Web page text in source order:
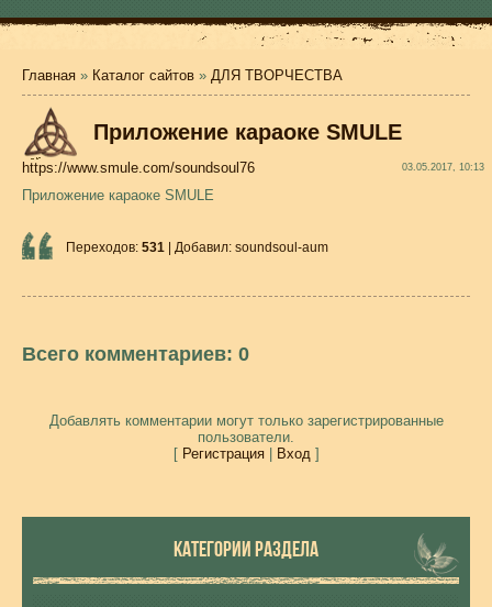
Главная » Каталог сайтов » ДЛЯ ТВОРЧЕСТВА
Приложение караоке SMULE
https://www.smule.com/soundsoul76 03.05.2017, 10:13
Приложение караоке SMULE
Переходов: 531 Добавил: soundsoul-aum
Всего комментариев: 0
Добавлять комментарии могут только зарегистрированные
пользователи.
[ Регистрация| Вход]
КАТЕГОРИИ РАЗДЕЛА